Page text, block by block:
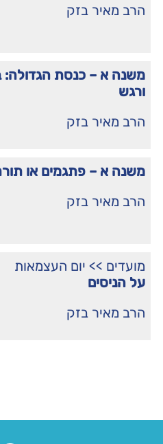
הרב מאיר בזק
משנה א – כנסת הגדולה:
ורגש
הרב מאיר בזק
משנה א – פתגמים או
הרב מאיר בזק
מועדים >> יום העצמאות
על הניסים
הרב מאיר בזק